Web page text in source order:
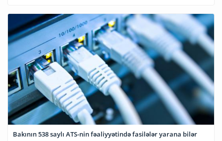
Bakının 538 saylı ATS-nin fəaliyyətində fasilələr yarana bilər